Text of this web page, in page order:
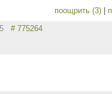
поощрить (3) |
# 775264